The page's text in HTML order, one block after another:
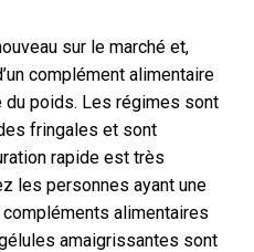
sur le marché et,
complément alimentaire
du poids. Les régimes sont
fringales et sont
rapide est très
les personnes ayant une
alimentaires
amaigrissantes sont